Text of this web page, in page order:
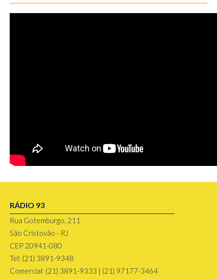
RÁDIO 93
Rua Gotemburgo, 211
São Cristovão - RJ
CEP 20941-080
Tel: (21) 3891-9348
Comercial: (21) 3891-9333 | (21) 97177-3464